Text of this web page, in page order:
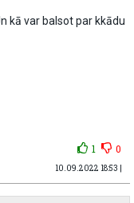
kā var balsot par kkādu
1 0
10.09.2022 18:53 |